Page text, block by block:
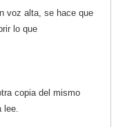
voz alta, se hace que
lo que
copia del mismo
lee.